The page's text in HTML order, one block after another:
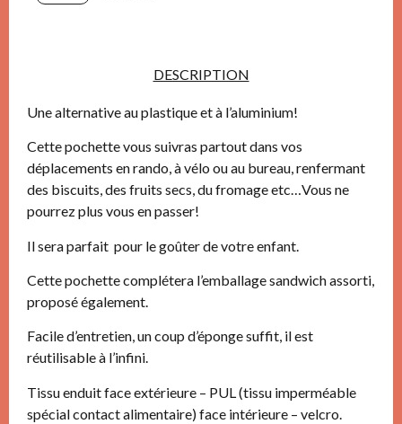
DESCRIPTION
Une alternative au plastique et à l’aluminium!
Cette pochette vous suivras partout dans vos
déplacements en rando, à vélo ou au bureau, renfermant
des biscuits, des fruits secs, du fromage etc…Vous ne
pourrez plus vous en passer!
Il sera parfait pour le goûter de votre enfant.
Cette pochette complétera l’emballage sandwich assorti,
proposé également.
Facile d’entretien, un coup d’éponge suffit, il est
réutilisable à l’infini.
Tissu enduit face extérieure – PUL (tissu imperméable
spécial contact alimentaire) face intérieure – velcro.